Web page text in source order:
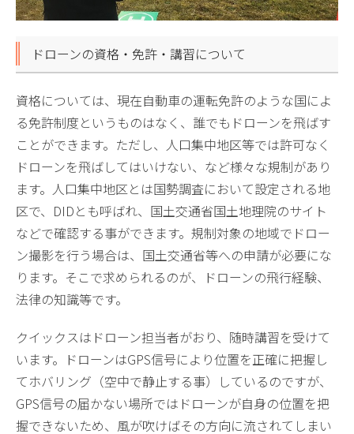
ドローンの資格・免許・講習について
資格については、現在自動車の運転免許のような国によ
る免許制度というものはなく、誰でもドローンを飛ばす
ことができます。ただし、人口集中地区等では許可なく
ドローンを飛ばしてはいけない、など様々な規制があり
ます。人口集中地区とは国勢調査において設定される地
区で、DIDとも呼ばれ、国土交通省国土地理院のサイト
などで確認する事ができます。規制対象の地域でドロー
ン撮影を行う場合は、国土交通省等への申請が必要にな
ります。そこで求められるのが、ドローンの飛行経験、
法律の知識等です。
クイックスはドローン担当者がおり、随時講習を受けて
います。ドローンはGPS信号により位置を正確に把握し
てホバリング（空中で静止する事）しているのですが、
GPS信号の届かない場所ではドローンが自身の位置を把
握できないため、風が吹けばその方向に流されてしまい